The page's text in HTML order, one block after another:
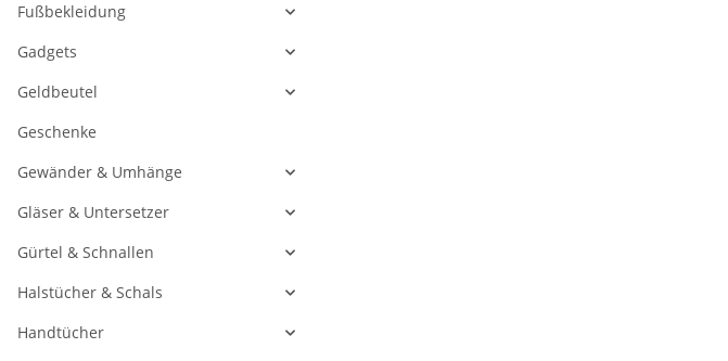
Fußbekleidung
Gadgets
Geldbeutel
Geschenke
Gewänder & Umhänge
Gläser & Untersetzer
Gürtel & Schnallen
Halstücher & Schals
Handtücher